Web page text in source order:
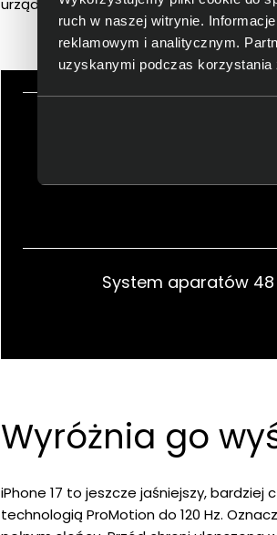
ruch w naszej witrynie.
reklamowym i analitycznym.
uzyskanymi podczas korzystania
urządzenie niezawodne w każdej
System aparatów 48
Wyróżnia go
iPhone 17 to jeszcze jaśniejszy, bardziej
technologią ProMotion do 120 Hz.